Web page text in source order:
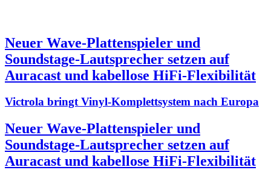
Neuer Wave-Plattenspieler und
Soundstage-Lautsprecher setzen auf
Auracast und kabellose HiFi-Flexibilität
Victrola bringt Vinyl-Komplettsystem nach Europa
Neuer Wave-Plattenspieler und
Soundstage-Lautsprecher setzen auf
Auracast und kabellose HiFi-Flexibilität